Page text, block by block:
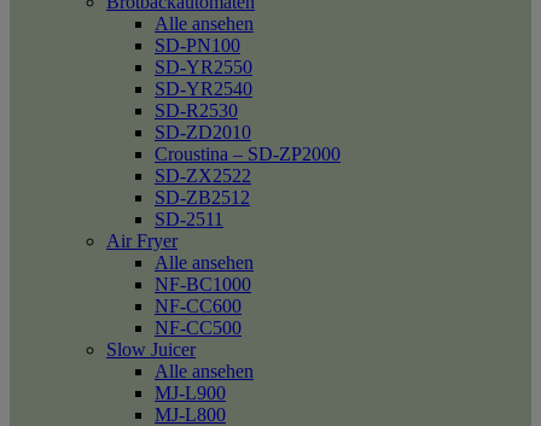
Alle ansehen
SD-PN100
SD-YR2550
SD-YR2540
SD-R2530
SD-ZD2010
Croustina – SD-ZP2000
SD-ZX2522
SD-ZB2512
SD-2511
Air Fryer
Alle ansehen
NF-BC1000
NF-CC600
NF-CC500
Slow Juicer
Alle ansehen
MJ-L900
MJ-L800